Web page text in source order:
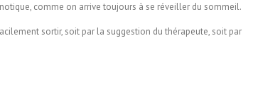
comme on arrive toujours à se réveiller du sommeil.
sortir, soit par la suggestion du thérapeute, soit par